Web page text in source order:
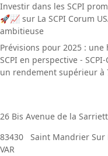
Investir dans les SCPI
🚀📈 sur La SCPI Corum
ambitieuse
Prévisions pour 2025 :
SCPI en perspective -
un rendement supérieur à
26 Bis Avenue de la
83430
Saint Mandrier Sur
VAR